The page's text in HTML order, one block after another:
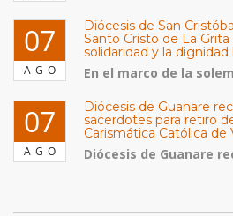
07
AGO
Diócesis de San
Santo Cristo de La
solidaridad y la
En el marco de la
07
AGO
Diócesis de Guanare
sacerdotes para retiro
Carismática Católica de
Diócesis de Guanare